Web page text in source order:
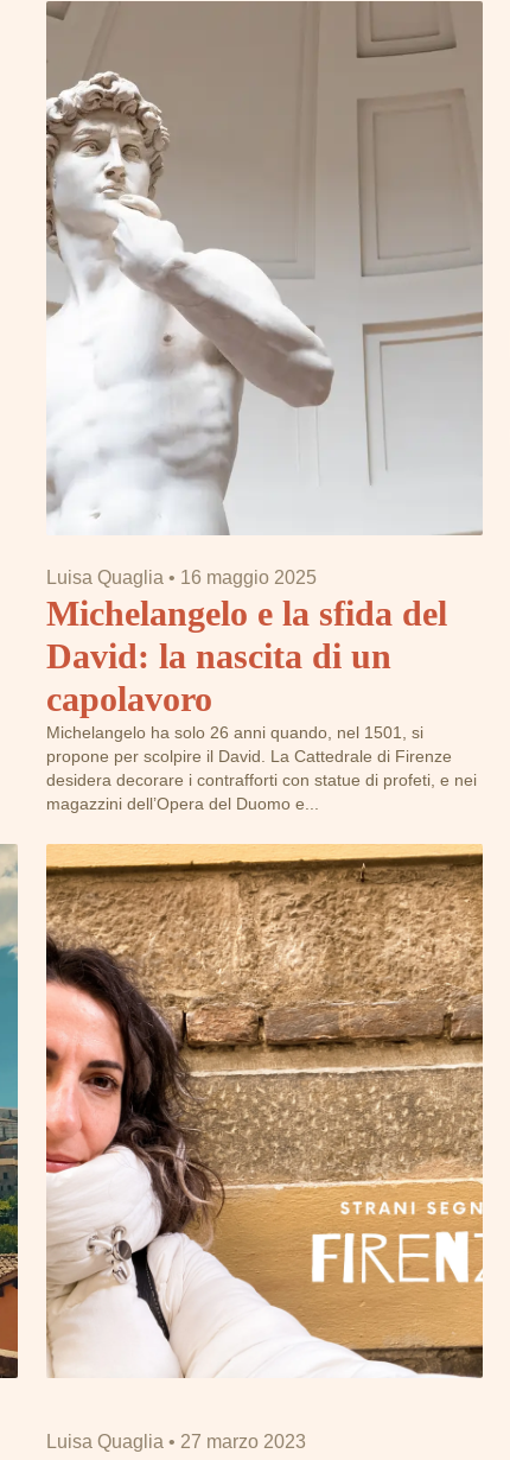
Luisa Quaglia • 16 maggio 2025
Michelangelo e la sfida del
David: la nascita di un
capolavoro
Michelangelo ha solo 26 anni quando, nel 1501, si
propone per scolpire il David. La Cattedrale di Firenze
desidera decorare i contrafforti con statue di profeti, e nei
magazzini dell’Opera del Duomo e...
Luisa Quaglia • 27 marzo 2023